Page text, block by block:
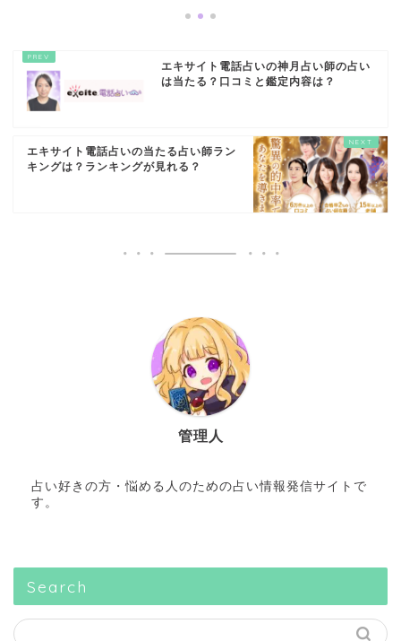
エキサイト電話占いの神月占い師の占い
は当たる？口コミと鑑定内容は？
エキサイト電話占いの当たる占い師ラン
キングは？ランキングが見れる？
管理人
占い好きの方・悩める人のための占い情報発信サイトで
す。
Search